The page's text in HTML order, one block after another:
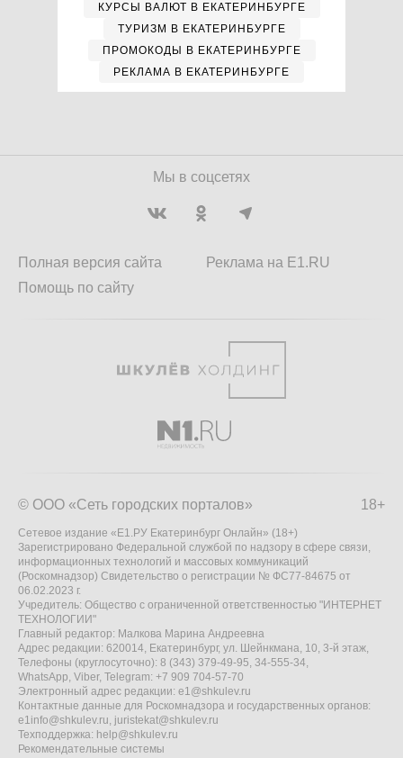
КУРСЫ ВАЛЮТ В ЕКАТЕРИНБУРГЕ
ТУРИЗМ В ЕКАТЕРИНБУРГЕ
ПРОМОКОДЫ В ЕКАТЕРИНБУРГЕ
РЕКЛАМА В ЕКАТЕРИНБУРГЕ
Мы в соцсетях
Полная версия сайта
Помощь по сайту
Реклама на E1.RU
18+
© ООО «Сеть городских порталов»
Сетевое издание «Е1.РУ Екатеринбург Онлайн» (18+)
Зарегистрировано Федеральной службой по надзору в сфере связи,
информационных технологий и массовых коммуникаций
(Роскомнадзор) Свидетельство о регистрации № ФС77-84675 от
06.02.2023 г.
Учредитель: Общество с ограниченной ответственностью "ИНТЕРНЕТ
ТЕХНОЛОГИИ"
Главный редактор: Малкова Марина Андреевна
Адрес редакции: 620014, Екатеринбург, ул. Шейнкмана, 10, 3-й этаж,
Телефоны (круглосуточно): 8 (343) 379-49-95, 34-555-34,
WhatsApp, Viber, Telegram: +7 909 704-57-70
Электронный адрес редакции: e1@shkulev.ru
Контактные данные для Роскомнадзора и государственных органов:
e1info@shkulev.ru, juristekat@shkulev.ru
Техподдержка: help@shkulev.ru
Рекомендательные системы